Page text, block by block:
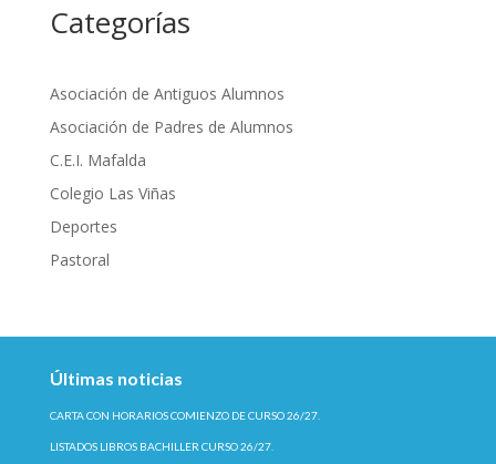
Categorías
Asociación de Antiguos Alumnos
Asociación de Padres de Alumnos
C.E.I. Mafalda
Colegio Las Viñas
Deportes
Pastoral
Últimas noticias
CARTA CON HORARIOS COMIENZO DE CURSO 26/27.
LISTADOS LIBROS BACHILLER CURSO 26/27.